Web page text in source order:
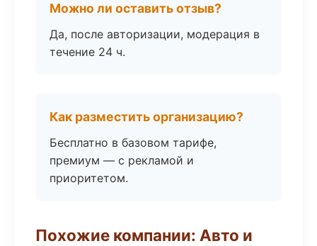
Можно ли оставить отзыв?
Да, после авторизации, модерация в
течение 24 ч.
Как разместить организацию?
Бесплатно в базовом тарифе,
премиум — с рекламой и
приоритетом.
Похожие компании: Авто и